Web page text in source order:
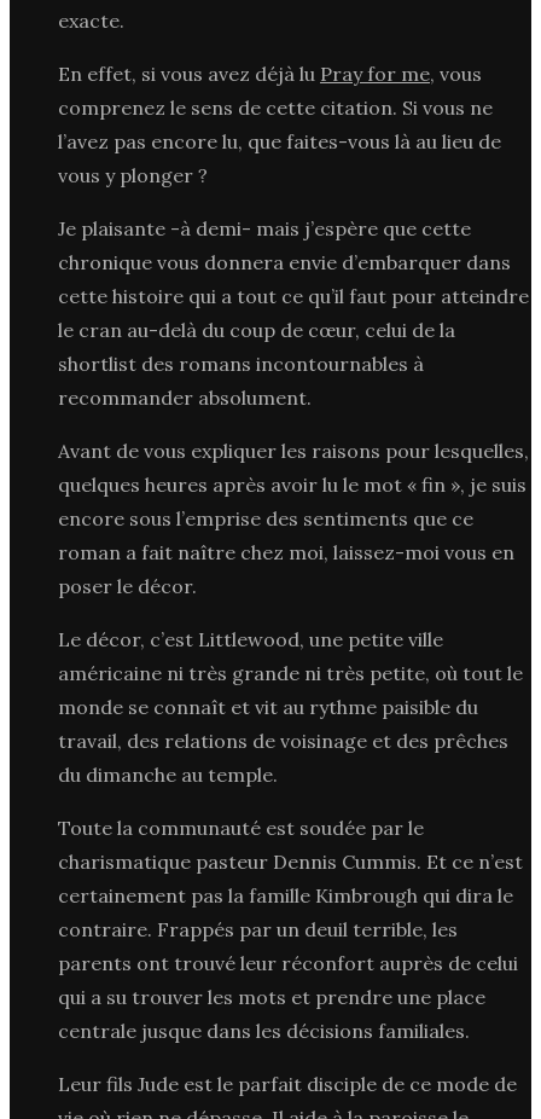
exacte.
En effet, si vous avez déjà lu Pray for me, vous
comprenez le sens de cette citation. Si vous ne
l’avez pas encore lu, que faites-vous là au lieu de
vous y plonger ?
Je plaisante -à demi- mais j’espère que cette
chronique vous donnera envie d’embarquer dans
cette histoire qui a tout ce qu’il faut pour atteindre
le cran au-delà du coup de cœur, celui de la
shortlist des romans incontournables à
recommander absolument.
Avant de vous expliquer les raisons pour lesquelles,
quelques heures après avoir lu le mot « fin », je suis
encore sous l’emprise des sentiments que ce
roman a fait naître chez moi, laissez-moi vous en
poser le décor.
Le décor, c’est Littlewood, une petite ville
américaine ni très grande ni très petite, où tout le
monde se connaît et vit au rythme paisible du
travail, des relations de voisinage et des prêches
du dimanche au temple.
Toute la communauté est soudée par le
charismatique pasteur Dennis Cummis. Et ce n’est
certainement pas la famille Kimbrough qui dira le
contraire. Frappés par un deuil terrible, les
parents ont trouvé leur réconfort auprès de celui
qui a su trouver les mots et prendre une place
centrale jusque dans les décisions familiales.
Leur fils Jude est le parfait disciple de ce mode de